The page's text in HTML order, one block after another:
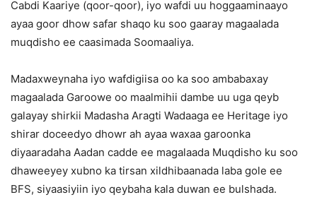
Cabdi Kaariye (qoor-qoor), iyo wafdi uu hoggaaminaayo
ayaa goor dhow safar shaqo ku soo gaaray magaalada
muqdisho ee caasimada Soomaaliya.
Madaxweynaha iyo wafdigiisa oo ka soo ambabaxay
magaalada Garoowe oo maalmihii dambe uu uga qeyb
galayay shirkii Madasha Aragti Wadaaga ee Heritage iyo
shirar doceedyo dhowr ah ayaa waxaa garoonka
diyaaradaha Aadan cadde ee magalaada Muqdisho ku soo
dhaweeyey xubno ka tirsan xildhibaanada laba gole ee
BFS, siyaasiyiin iyo qeybaha kala duwan ee bulshada.